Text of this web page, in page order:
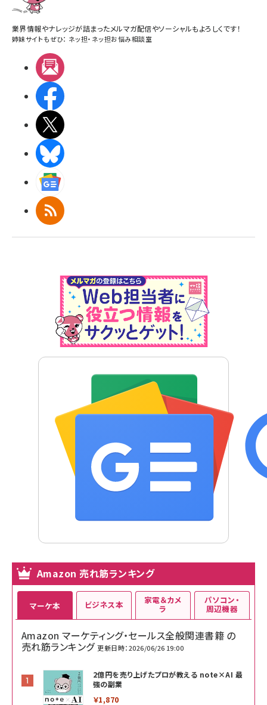
業界情報やナレッジが詰まったメルマガ配信やソーシャルもよろしくです！
姉妹サイトもぜひ： ネッ担・ ネッ担お悩み相談室
RSS
Amazon 売れ筋ランキング
マーケ本
Amazon マーケティング・セールス全般関連書籍 の
売れ筋ランキング 更新日時：2026/06/26 19:00
2億円を売り上げたプロが教える note×AI 最
強の副業
￥1,870
ビジネス本 家電＆カメ
ラ
パソコン・
周辺機器